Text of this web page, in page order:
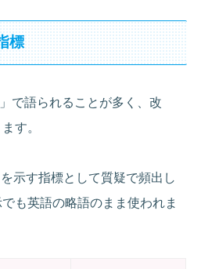
標
で語られることが多く、改
す。
示す指標として質疑で頻出し
も英語の略語のまま使われま